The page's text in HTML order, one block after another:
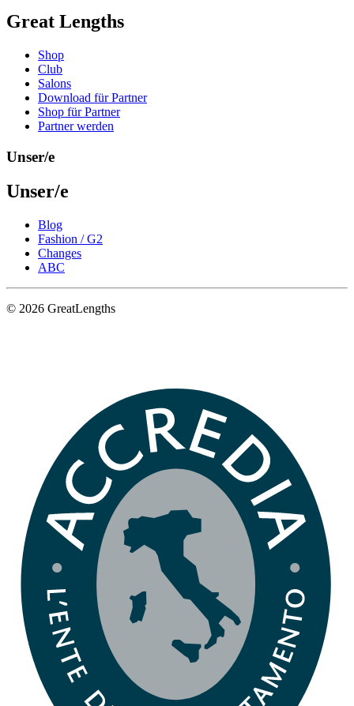
Great Lengths
Shop
Club
Salons
Download für Partner
Shop für Partner
Partner werden
Unser/e
Unser/e
Blog
Fashion / G2
Changes
ABC
© 2026 GreatLengths